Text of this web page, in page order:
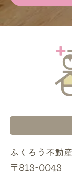
ふくろう不動
〒813-0043